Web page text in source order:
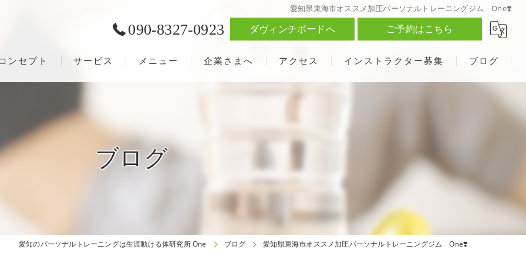
愛知県東海市オススメ加圧パーソナルトレーニングジム One❣️
090-8327-0923 ダヴィンチボードへ ご予約はこちら
ンセプト サービス メニュー 企業さまへ アクセス インストラクター募集 ブログ
ブログ
愛知のパーソナルトレーニングは生涯動ける体研究所 One ブログ 愛知県東海市オススメ加圧パーソナルトレーニングジム One❣️